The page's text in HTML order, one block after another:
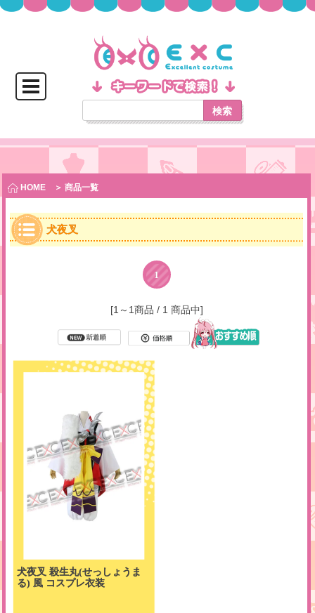
検索
HOME ＞ 商品一覧
犬夜叉
1
[1～1商品 / 1 商品中]
犬夜叉 殺生丸(せっしょうま
る) 風 コスプレ衣装